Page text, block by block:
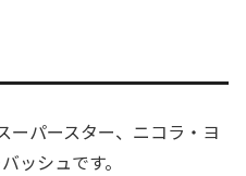
ーパースター、ニコラ・ヨ
ッシュです。